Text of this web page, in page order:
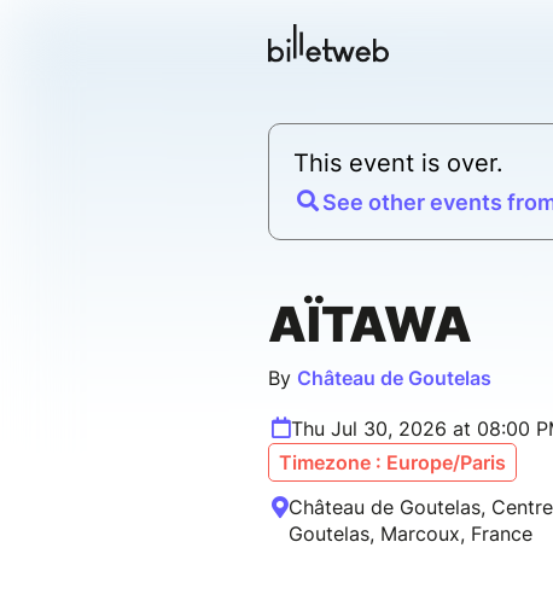
This event is over.
See other events
AÏTAWA
By Château de Goutelas
Thu Jul 30, 2026 at 08:00
Timezone : Europe/Paris
Château de Goutelas,
Goutelas, Marcoux, France